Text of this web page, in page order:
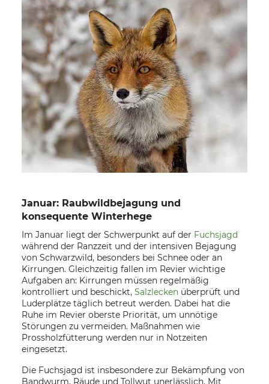
Januar: Raubwildbejagung und
konsequente Winterhege
Im Januar liegt der Schwerpunkt auf der Fuchsjagd
während der Ranzzeit und der intensiven Bejagung
von Schwarzwild, besonders bei Schnee oder an
Kirrungen. Gleichzeitig fallen im Revier wichtige
Aufgaben an: Kirrungen müssen regelmäßig
kontrolliert und beschickt, Salzlecken überprüft und
Luderplätze täglich betreut werden. Dabei hat die
Ruhe im Revier oberste Priorität, um unnötige
Störungen zu vermeiden. Maßnahmen wie
Prossholzfütterung werden nur in Notzeiten
eingesetzt.
Die Fuchsjagd ist insbesondere zur Bekämpfung von
Bandwurm, Räude und Tollwut unerlässlich. Mit